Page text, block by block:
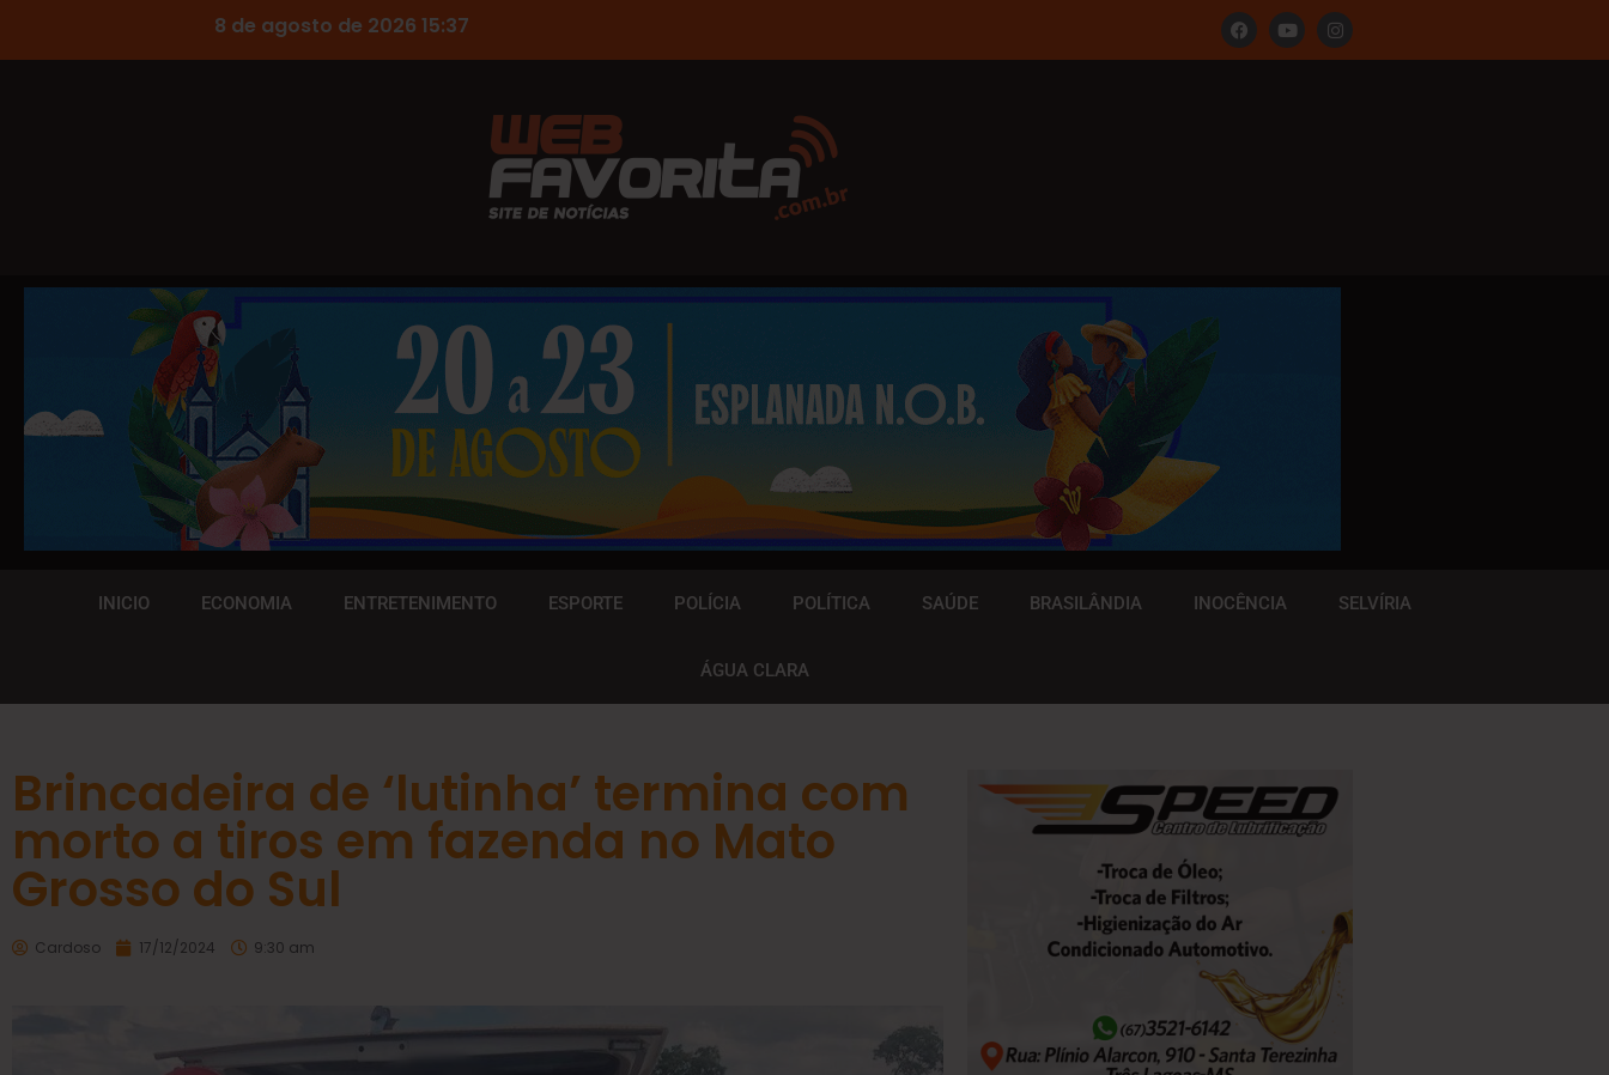
8 de agosto de 2026 15:37
INICIO ECONOMIA ENTRETENIMENTO ESPORTE POLÍCIA POLÍTICA SAÚDE BRASILÂNDIA INOCÊNCIA SELVÍRIA
ÁGUA CLARA
Brincadeira de ‘lutinha’ termina com
morto a tiros em fazenda no Mato
Grosso do Sul
Cardoso 17/12/2024 9:30 am